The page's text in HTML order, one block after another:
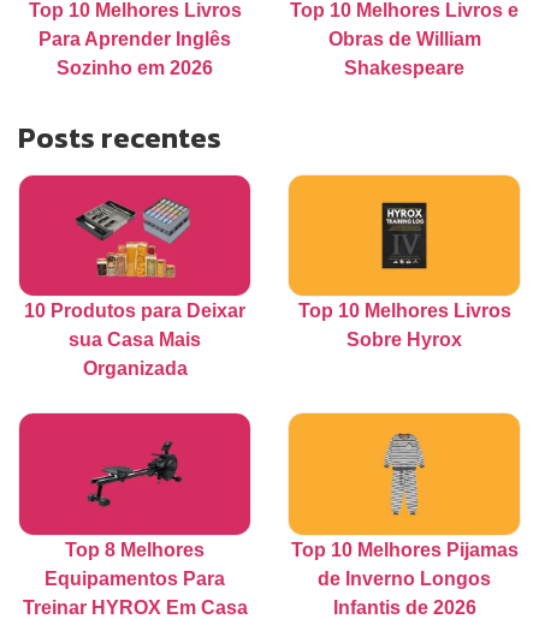
Top 10 Melhores Livros
Para Aprender Inglês
Sozinho em 2026
Top 10 Melhores Livros e
Obras de William
Shakespeare
Posts recentes
10 Produtos para Deixar
sua Casa Mais
Organizada
Top 10 Melhores Livros
Sobre Hyrox
Top 8 Melhores
Equipamentos Para
Treinar HYROX Em Casa
Top 10 Melhores Pijamas
de Inverno Longos
Infantis de 2026